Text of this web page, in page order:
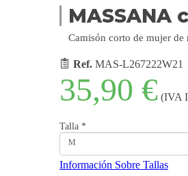
MASSANA
Camisón corto de mujer de
Ref. MAS-L267222W21
35,90 € (IVA
Talla *
M
Información Sobre Tallas